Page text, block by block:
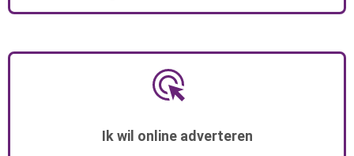
Ik wil online adverteren